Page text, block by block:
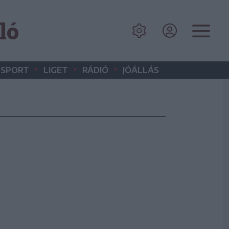
SPORT • LIGET • RÁDIÓ • JÓÁLLÁS